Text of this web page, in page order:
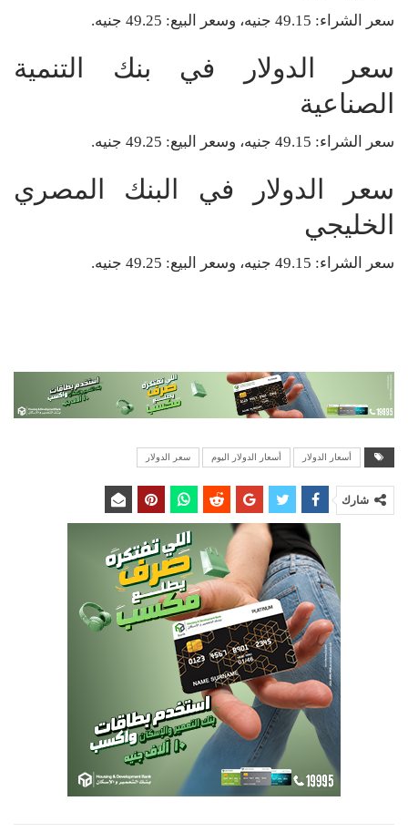
سعر الشراء: 49.15 جنيه، وسعر البيع: 49.25 جنيه.
سعر الدولار في بنك التنمية
الصناعية
سعر الشراء: 49.15 جنيه، وسعر البيع: 49.25 جنيه.
سعر الدولار في البنك المصري
الخليجي
سعر الشراء: 49.15 جنيه، وسعر البيع: 49.25 جنيه.
أسعار الدولار أسعار الدولار اليوم سعر الدولار
شارك